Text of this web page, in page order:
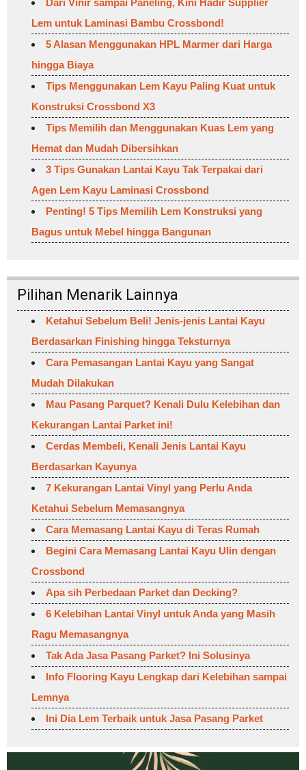
Dari Vinir sampai Paneling, Kini Hadir Supplier
Lem untuk Laminasi Bambu Crossbond!
5 Alasan Menggunakan HPL Marmer dari Harga
hingga Biaya
Tips Menggunakan Lem Kayu Paling Kuat untuk
Konstruksi Crossbond X3
Tips Memilih dan Menggunakan Kuas Lem yang
Hemat dan Mudah Dibersihkan
3 Tips Gunakan Lantai Kayu Tak Terpakai dari
Agen Lem Kayu Laminasi Crossbond
Penting! 5 Tips Memilih Lem Konstruksi yang
Bagus untuk Mebel hingga Bangunan
Pilihan Menarik Lainnya
Ketahui Sebelum Beli! Jenis-jenis Lantai Kayu
Berdasarkan Finishing hingga Teksturnya
Cara Pemasangan Lantai Kayu yang Sangat
Mudah Dilakukan
Mau Pasang Parquet? Kenali Dulu Kelebihan dan
Kekurangan Lantai Parket ini!
Cerdas Membeli, Kenali Jenis Lantai Kayu
Berdasarkan Kayunya
7 Kekurangan Lantai Vinyl yang Perlu Anda
Ketahui Sebelum Memasangnya
Cara Memasang Lantai Kayu di Teras Rumah
Begini Cara Memasang Lantai Kayu Ulin dengan
Crossbond
Apa sih Perbedaan Parket dan Decking?
6 Kelebihan Lantai Vinyl untuk Anda yang Masih
Ragu Memasangnya
Tak Ada Jasa Pasang Parket? Ini Solusinya
Info Flooring Kayu Lengkap dari Kelebihan sampai
Lemnya
Ini Dia Lem Terbaik untuk Jasa Pasang Parket